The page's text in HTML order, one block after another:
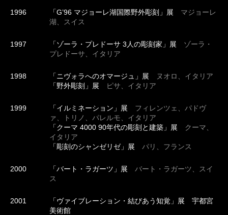
1996 「G’96 マジョーレ湖国際野外彫刻」展 マジョーレ
湖、スイス
1997 「ゾーラ・プレドーサ 3人の彫刻家」展 ゾーラ・
プレドーサ、イタリア
1998 「ニヴォラへのオマージュ」展
ヌオロ、イタリア
「野外彫刻」展
ピサ、イタリア
1999 「イルミネーション」展 フィレンツェ、パドヴ
ァ、トリノ、パレルモ、イタリア
「クーマ 4000 90年代の彫刻と建築」展 クーマ、
イタリア
「彫刻のシャンゼリゼ」展 パリ、フランス
2000 「バート・ラガーツ」展 バート・ラガーツ、スイ
ス
2001
「ヴァイブレーション・結びあう知覚」展 宇都宮
美術館